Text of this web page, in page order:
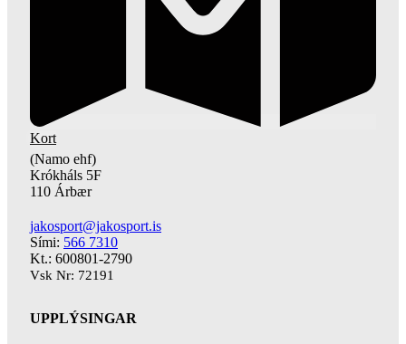
Kort
(Namo ehf)
Krókháls 5F
110 Árbær
jakosport@jakosport.is
Sími: 566 7310
Kt.: 600801-2790
Vsk Nr: 72191
UPPLÝSINGAR